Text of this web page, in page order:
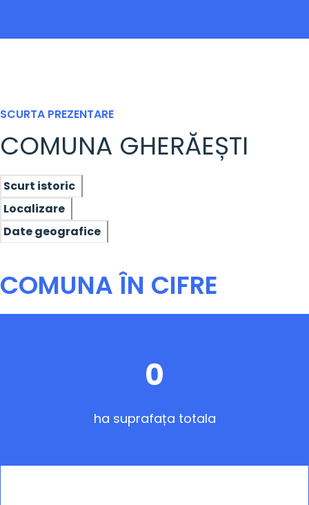
SCURTA PREZENTARE
COMUNA GHERĂEȘTI
Scurt istoric
Localizare
Date geografice
COMUNA ÎN CIFRE
0
ha suprafața totala